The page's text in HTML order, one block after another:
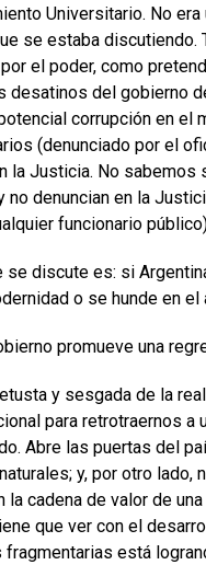
Universitario. No era
se estaba discutiendo.
el poder, como
desatinos del gobierno
corrupción en el
(denunciado por el
la Justicia. No sabemos
no denuncian en la
funcionario
se discute es: si
o se hunde en el
promueve una
y sesgada de la
para retrotraernos a
Abre las puertas del
y, por otro lado,
la cadena de valor de
que ver con el
está